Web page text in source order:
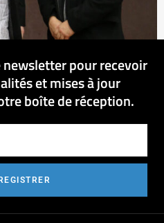
pour recevoir
et mises à jour
boîte de réception.